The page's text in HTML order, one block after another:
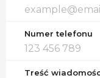
Numer telefonu
Treść